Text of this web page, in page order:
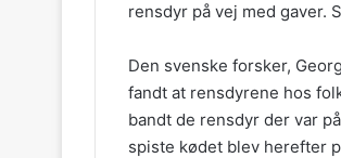
rensdyr på vej med gaver.
Den svenske forsker,
fandt at rensdyrene hos
bandt de rensdyr der var
spiste kødet blev herefter